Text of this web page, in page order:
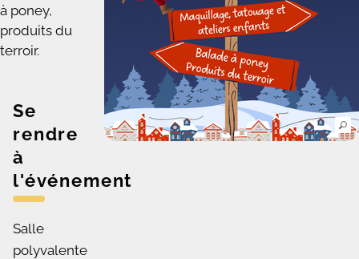
à poney,
produits du
terroir.
Se
rendre
à
l'événement
Salle
polyvalente